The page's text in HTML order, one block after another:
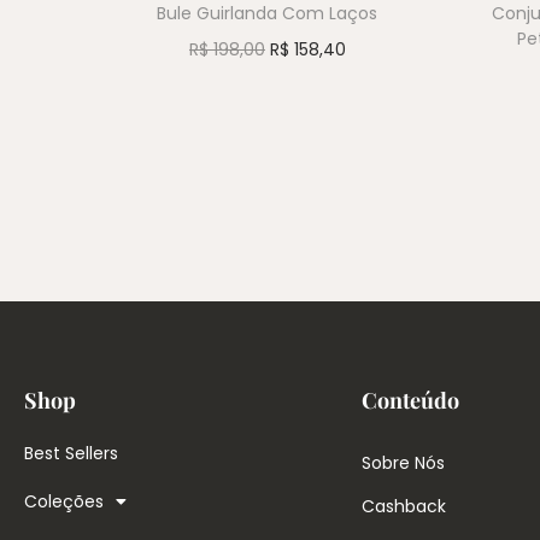
Bule Guirlanda Com Laços
R$198,00 R$ 158,40
Shop
Best Sellers
Coleções
Conteúdo
Sobre Nós
Cashback